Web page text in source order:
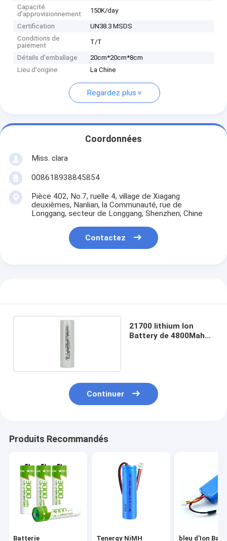
Capacité
d'approvisionnement
150K/day
Certification
UN38.3 MSDS
Conditions de
paiement
T/T
Détails d'emballage
20cm*20cm*8cm
Lieu d'origine
La Chine
Regardez plus
Coordonnées
Miss. clara
008618938845854
Pièce 402, No.7, ruelle 4, village de Xiagang
deuxièmes, Nanlian, la Communauté, rue de
Longgang, secteur de Longgang, Shenzhen, Chine
Contactez
21700 lithium Ion
Battery de 4800Mah
Continuer
Produits Recommandés
Batterie Tenergy NiMH bleu d'Ion